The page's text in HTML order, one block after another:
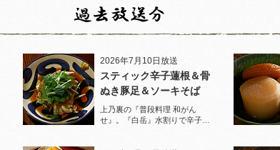
2026年7月10日放送
スティック辛子蓮根＆骨
ぬき豚足＆ソーキそば
上乃裏の『普段料理 和がん
せ』。『白岳』水割りで辛子蓮